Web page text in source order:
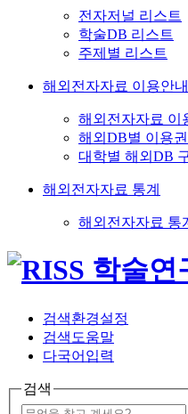
전자저널 리스트
학술DB 리스트
주제별 리스트
해외전자자료 이용안내
해외전자자료 이
해외DB별 이용
대학별 해외DB
해외전자자료 통계
해외전자자료 통
검색환경설정
검색도움말
다국어입력
검색